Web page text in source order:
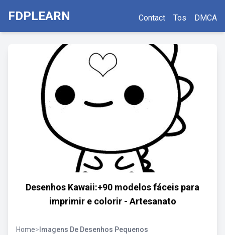
FDPLEARN Contact Tos DMCA
Desenhos Kawaii:+90 modelos fáceis para
imprimir e colorir - Artesanato
Home> Imagens De Desenhos Pequenos